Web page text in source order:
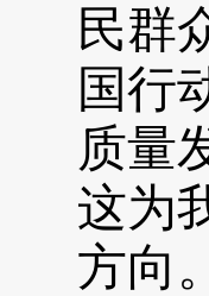
民群
国行
质量
这为
方向